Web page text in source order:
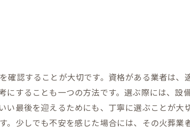
認することが大切です。資格がある業者は、
することも一つの方法です。選ぶ際には、設
最後を迎えるためにも、丁寧に選ぶことが大
少しでも不安を感じた場合には、その火葬業